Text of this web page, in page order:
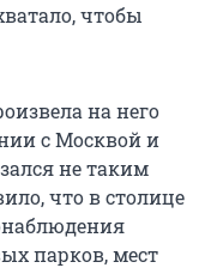
чтобы
на него
с Москвой и
не таким
что в столице
парков, мест